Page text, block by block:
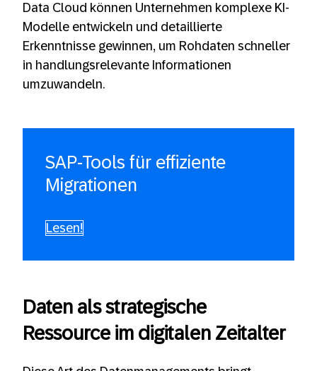
Data Cloud können Unternehmen komplexe KI-
Modelle entwickeln und detaillierte
Erkenntnisse gewinnen, um Rohdaten schneller
in handlungsrelevante Informationen
umzuwandeln.
SAP-Tools für effiziente
Migrationen
Lesen!
Daten als strategische
Ressource im digitalen Zeitalter